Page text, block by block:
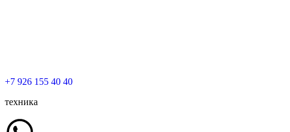
+7 926 155 40 40
техника